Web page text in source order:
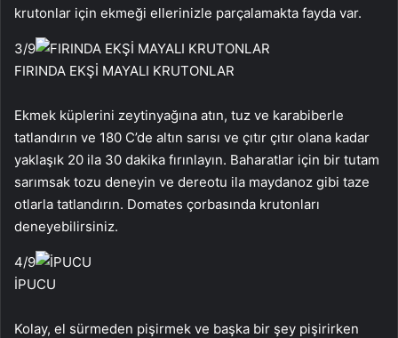
krutonlar için ekmeği ellerinizle parçalamakta fayda var.
3/9
FIRINDA EKŞİ MAYALI KRUTONLAR
Ekmek küplerini zeytinyağına atın, tuz ve karabiberle
tatlandırın ve 180 C’de altın sarısı ve çıtır çıtır olana kadar
yaklaşık 20 ila 30 dakika fırınlayın. Baharatlar için bir tutam
sarımsak tozu deneyin ve dereotu ila maydanoz gibi taze
otlarla tatlandırın. Domates çorbasında krutonları
deneyebilirsiniz.
4/9
İPUCU
Kolay, el sürmeden pişirmek ve başka bir şey pişirirken